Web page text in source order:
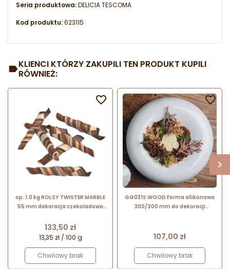
Seria produktowa:DELICIA TESCOMA
Kod produktu:623115
KLIENCI KTÓRZY ZAKUPILI TEN PRODUKT KUPILI
RÓWNIEŻ:
op. 1.0 kg ROLSY TWISTER MARBLE
55 mm dekoracja czekoladowa
Cena
133,50 zł
13,35 zł / 100 g
Chwilowy brak

GG031S WOOD Forma silikonowa
300/200 mm do dekoracji
Cena
107,00 zł
Chwilowy brak
